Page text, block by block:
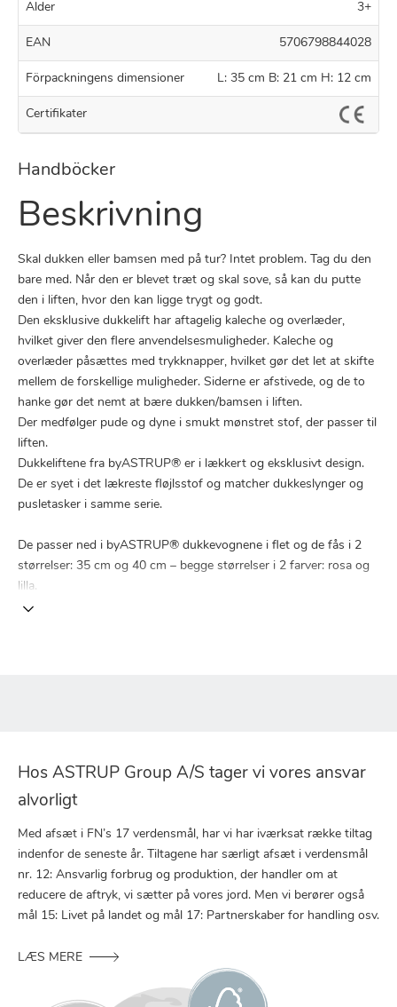
Alder 3+
EAN 5706798844028
Förpackningens dimensioner L: 35 cm B: 21 cm H: 12 cm
Certifikater
Handböcker
Beskrivning
Skal dukken eller bamsen med på tur? Intet problem. Tag du den
bare med. Når den er blevet træt og skal sove, så kan du putte
den i liften, hvor den kan ligge trygt og godt.
Den eksklusive dukkelift har aftagelig kaleche og overlæder,
hvilket giver den flere anvendelsesmuligheder. Kaleche og
overlæder påsættes med trykknapper, hvilket gør det let at skifte
mellem de forskellige muligheder. Siderne er afstivede, og de to
hanke gør det nemt at bære dukken/bamsen i liften.
Der medfølger pude og dyne i smukt mønstret stof, der passer til
liften.
Dukkeliftene fra byASTRUP® er i lækkert og eksklusivt design.
De er syet i det lækreste fløjlsstof og matcher dukkeslynger og
pusletasker i samme serie.
De passer ned i byASTRUP® dukkevognene i flet og de fås i 2
størrelser: 35 cm og 40 cm – begge størrelser i 2 farver: rosa og
lilla.
Hos ASTRUP Group A/S tager vi vores ansvar
alvorligt
Med afsæt i FN’s 17 verdensmål, har vi har iværksat række tiltag
indenfor de seneste år. Tiltagene har særligt afsæt i verdensmål
nr. 12: Ansvarlig forbrug og produktion, der handler om at
reducere de aftryk, vi sætter på vores jord. Men vi berører også
mål 15: Livet på landet og mål 17: Partnerskaber for handling osv.
LÆS MERE